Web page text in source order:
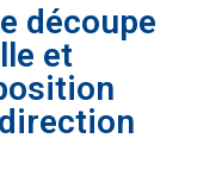
découpe
et